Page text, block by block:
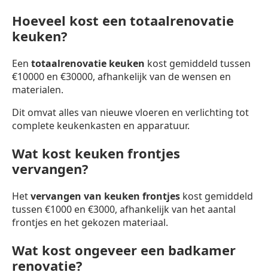
Hoeveel kost een totaalrenovatie
keuken?
Een totaalrenovatie keuken kost gemiddeld tussen
€10000 en €30000, afhankelijk van de wensen en
materialen.
Dit omvat alles van nieuwe vloeren en verlichting tot
complete keukenkasten en apparatuur.
Wat kost keuken frontjes
vervangen?
Hetvervangen van keuken frontjes kost gemiddeld
tussen €1000 en €3000, afhankelijk van het aantal
frontjes en het gekozen materiaal.
Wat kost ongeveer een badkamer
renovatie?